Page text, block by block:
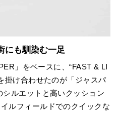
にも馴染む一足
」をベースに、“FAST & LI
掛け合わせたのが「ジャスパ
ルエットと高いクッション
ルフィールドでのクイックな